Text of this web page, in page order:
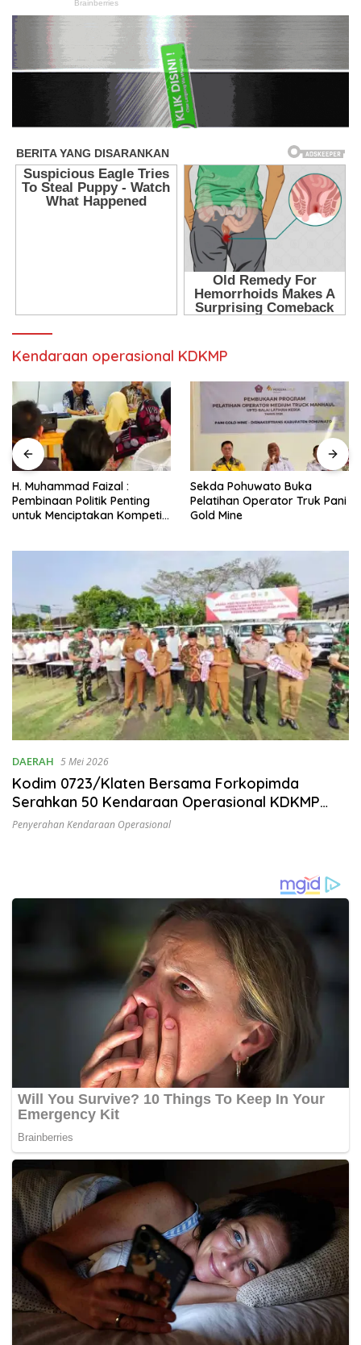
Kendaraan operasional KDKMP
H. Muhammad Faizal :
Pembinaan Politik Penting
untuk Menciptakan Kompetisi
Sekda Pohuwato Buka
Pelatihan Operator Truk Pani
Gold Mine
DAERAH 5 Mei 2026
Kodim 0723/Klaten Bersama Forkopimda
Serahkan 50 Kendaraan Operasional KDKMP
Untuk Dukung Kesejahteraan Desa
Penyerahan Kendaraan Operasional